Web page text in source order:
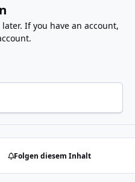
If you have an account,
Folgen diesem Inhalt